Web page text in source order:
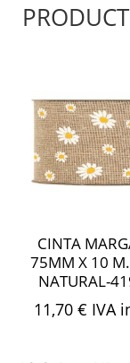
CINTA
75MM X 10
NATURAL-
11,70€ IVA